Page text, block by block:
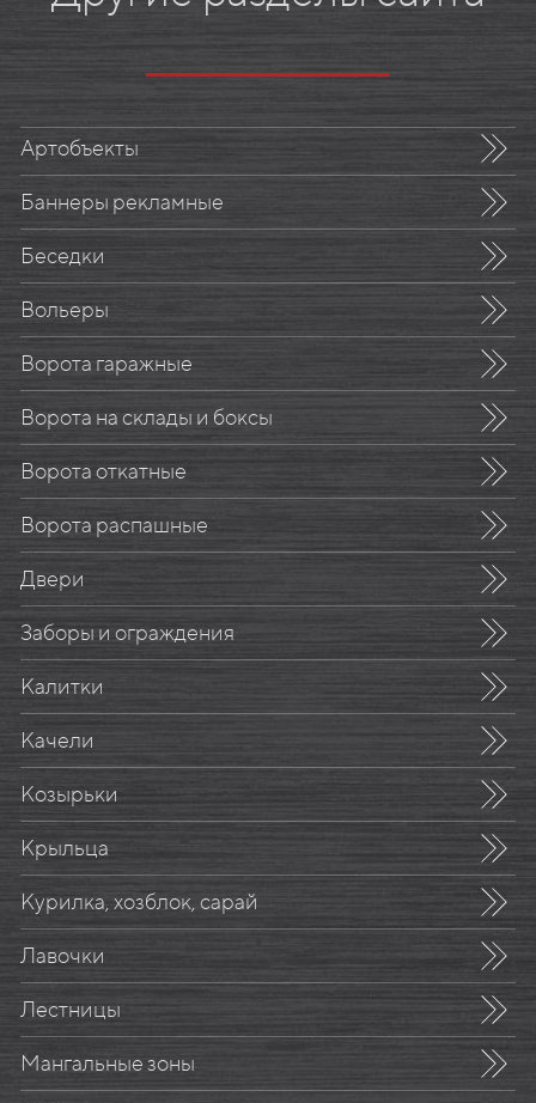
Артобъекты
Баннеры рекламные
Беседки
Вольеры
Ворота гаражные
Ворота на склады и боксы
Ворота откатные
Ворота распашные
Двери
Заборы и ограждения
Калитки
Качели
Козырьки
Крыльца
Курилка, хозблок, сарай
Лавочки
Лестницы
Мангальные зоны